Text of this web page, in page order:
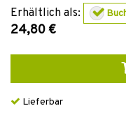
Erhältlich als:
24,80 €
Lieferbar